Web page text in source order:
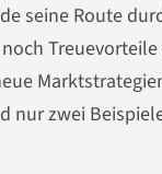
seine Route
nur zwei